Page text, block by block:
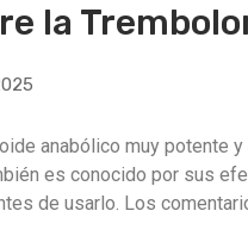
la
anabólico muy potente
es conocido por sus
de usarlo. Los